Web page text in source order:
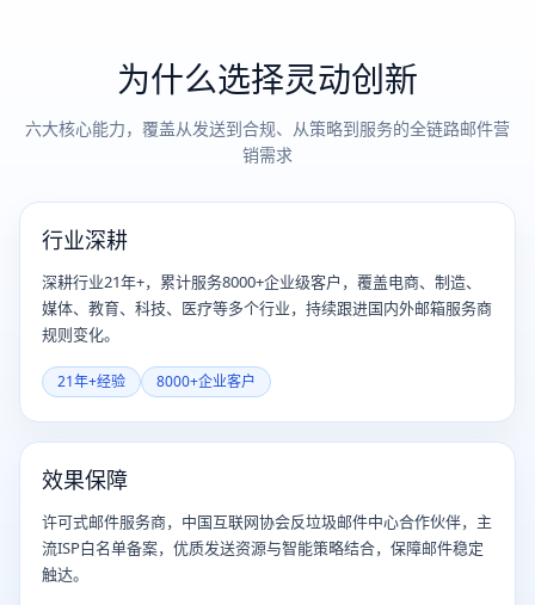
为什么选择灵动创新
六大核心能力，覆盖从发送到合规、从策略到服务的全链路邮件营
销需求
行业深耕
深耕行业21年+，累计服务8000+企业级客户，覆盖电商、制造、
媒体、教育、科技、医疗等多个行业，持续跟进国内外邮箱服务商
规则变化。
21年+经验 8000+企业客户
效果保障
许可式邮件服务商，中国互联网协会反垃圾邮件中心合作伙伴，主
流ISP白名单备案，优质发送资源与智能策略结合，保障邮件稳定
触达。